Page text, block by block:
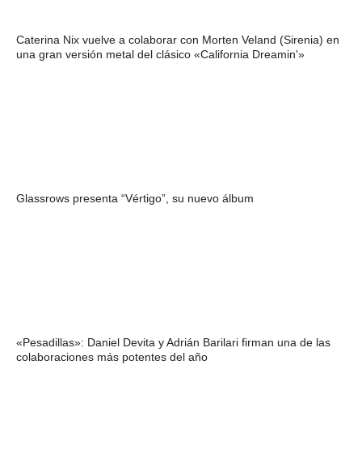
Caterina Nix vuelve a colaborar con Morten Veland (Sirenia) en
una gran versión metal del clásico «California Dreamin'»
Glassrows presenta “Vértigo”, su nuevo álbum
«Pesadillas»: Daniel Devita y Adrián Barilari firman una de las
colaboraciones más potentes del año